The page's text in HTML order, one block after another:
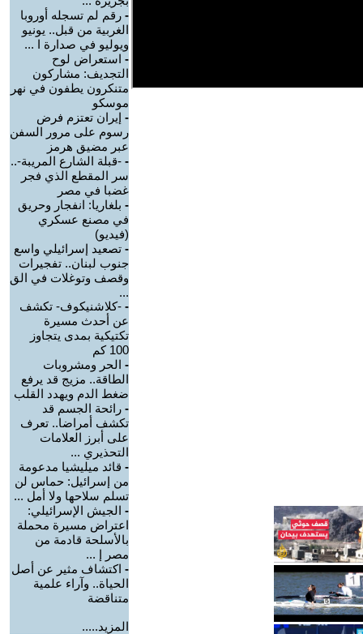
- رقم لم تسجله أوروبا
الغربية من قبل.. يونيو
ويوليو في صدارة ا ...
- استعراض لوح
التجديف: مشاركون
متنكرون يطفون في نهر
موسكو
- إيران تعتزم فرض
رسوم على مرور السفن
عبر مضيق هرمز
- -قبلة الشارع المريبة-..
سر المقطع الذي فجر
غضبا في مصر
- بلغاريا: انفجار وحريق
في مصنع عسكري
(فيديو)
- تصعيد إسرائيلي واسع
جنوب لبنان.. تفجيرات
وقصف وتوغلات في الق
...
- -كلاشنيكوف- تكشف
عن أحدث مسيرة
تكتيكية بمدى يتجاوز
100 كم
- الحر ومشروبات
الطاقة.. مزيج قد يرفع
ضغط الدم ويهدد القلب
- رائحة الجسم قد
تكشف أمراضا.. تعرف
على أبرز العلامات
التحذيري ...
- قائد ميليشيا مدعومة
من إسرائيل: حماس لن
تسلم سلاحها ولا أمل ...
- الجيش الإسرائيلي:
اعتراض مسيرة محملة
بالأسلحة قادمة من
مصر إ ...
- اكتشاف مثير عن أصل
الحياة.. وآراء علمية
متناقضة
المزيد.....